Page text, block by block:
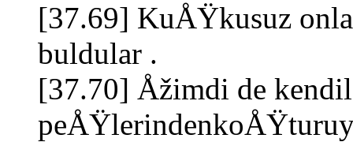
[37.69] KuÅŸkusuz
buldular .
[37.70] Åžimdi de